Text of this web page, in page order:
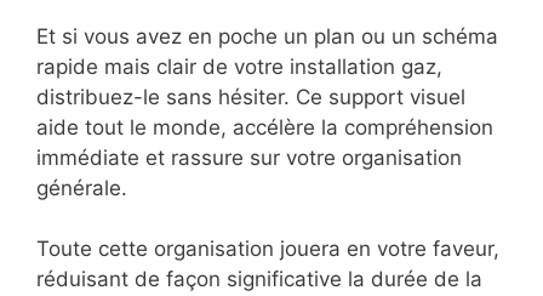
Et si vous avez en poche un plan ou un schéma
rapide mais clair de votre installation gaz,
distribuez-le sans hésiter. Ce support visuel
aide tout le monde, accélère la compréhension
immédiate et rassure sur votre organisation
générale.
Toute cette organisation jouera en votre faveur,
réduisant de façon significative la durée de la